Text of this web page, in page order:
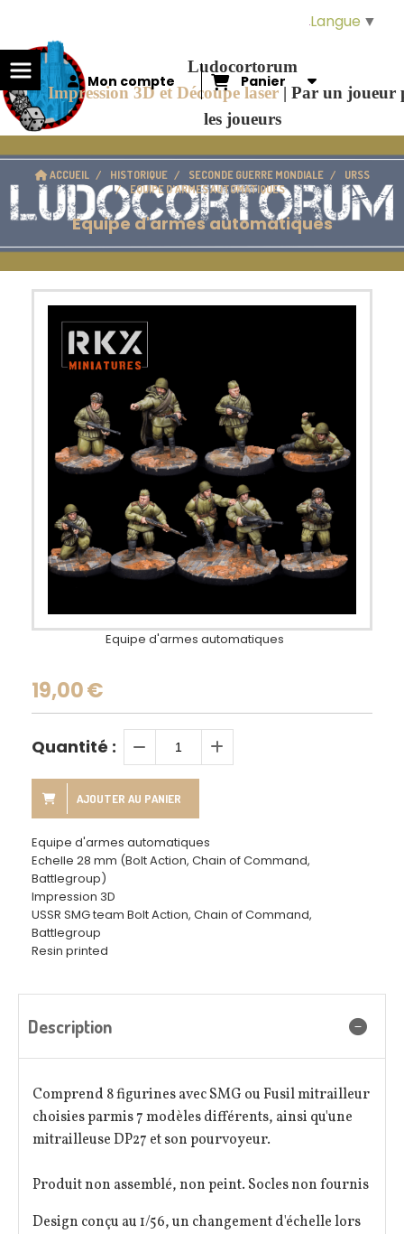
Ludocortorum
Impression 3D et Découpe laser |Par un joueur
les joueurs
Mon compte Panier
ACCUEIL HISTORIQUE SECONDE GUERRE MONDIALE
URSS
EQUIPE D'ARMES AUTOMATIQUES
Equipe d'armes automatiques
Equipe d'armes automatiques
19,00€
Quantité :
AJOUTER AU PANIER
Equipe d'armes automatiques
Echelle 28 mm (Bolt Action, Chain of Command,
Battlegroup)
Impression 3D
USSR SMG team Bolt Action, Chain of Command,
Battlegroup
Resin printed
Description
Comprend 8 figurines avec SMG ou Fusil mitrailleur
choisies parmis 7 modèles différents, ainsi qu'une
mitrailleuse DP27 et son pourvoyeur.
Produit non assemblé, non peint. Socles non fournis
Design conçu au 1/56, un changement d'échelle lors
Langue ▼